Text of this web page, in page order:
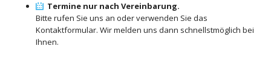
Termine nur nach Vereinbarung.
Bitte rufen Sie uns an oder verwenden Sie das
Kontaktformular. Wir melden uns dann schnellstmöglich bei
Ihnen.